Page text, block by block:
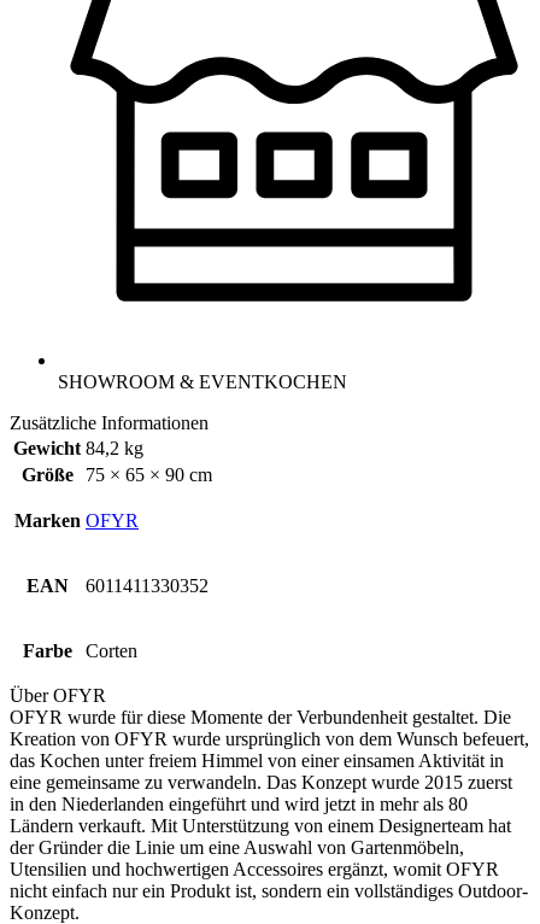
SHOWROOM & EVENTKOCHEN
Zusätzliche Informationen
Gewicht 84,2 kg
Größe
75 × 65 × 90 cm
Marken OFYR
EAN 6011411330352
Farbe Corten
Über OFYR
OFYR wurde für diese Momente der Verbundenheit gestaltet. Die
Kreation von OFYR wurde ursprünglich von dem Wunsch befeuert,
das Kochen unter freiem Himmel von einer einsamen Aktivität in
eine gemeinsame zu verwandeln. Das Konzept wurde 2015 zuerst
in den Niederlanden eingeführt und wird jetzt in mehr als 80
Ländern verkauft. Mit Unterstützung von einem Designerteam hat
der Gründer die Linie um eine Auswahl von Gartenmöbeln,
Utensilien und hochwertigen Accessoires ergänzt, womit OFYR
nicht einfach nur ein Produkt ist, sondern ein vollständiges Outdoor-
Konzept.